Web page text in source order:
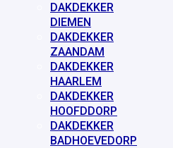
DAKDEKKER
DIEMEN
DAKDEKKER
ZAANDAM
DAKDEKKER
HAARLEM
DAKDEKKER
HOOFDDORP
DAKDEKKER
BADHOEVEDORP